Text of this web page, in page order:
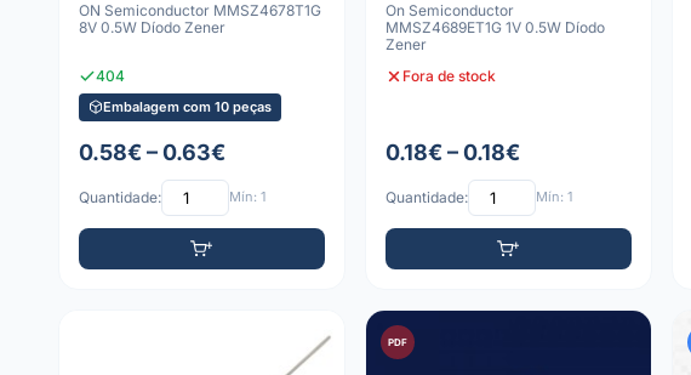
ON Semiconductor MMSZ4678T1G
8V 0.5W Díodo Zener
404
Embalagem com 10 peças
0.58€ – 0.63€
Quantidade: Mín: 1
On Semiconductor
MMSZ4689ET1G 1V 0.5W Díodo
Zener
Fora de stock
0.18€ – 0.18€
Quantidade: Mín: 1
PDF